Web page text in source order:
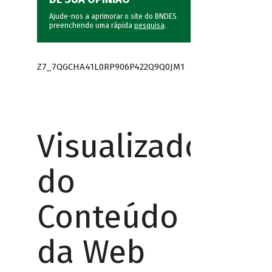
Ajude-nos a aprimorar o site do BNDES
preenchendo uma rápida pesquisa.
Z7_7QGCHA41L0RP906P422Q9Q0JM1
Visualizador
do
Conteúdo
da Web